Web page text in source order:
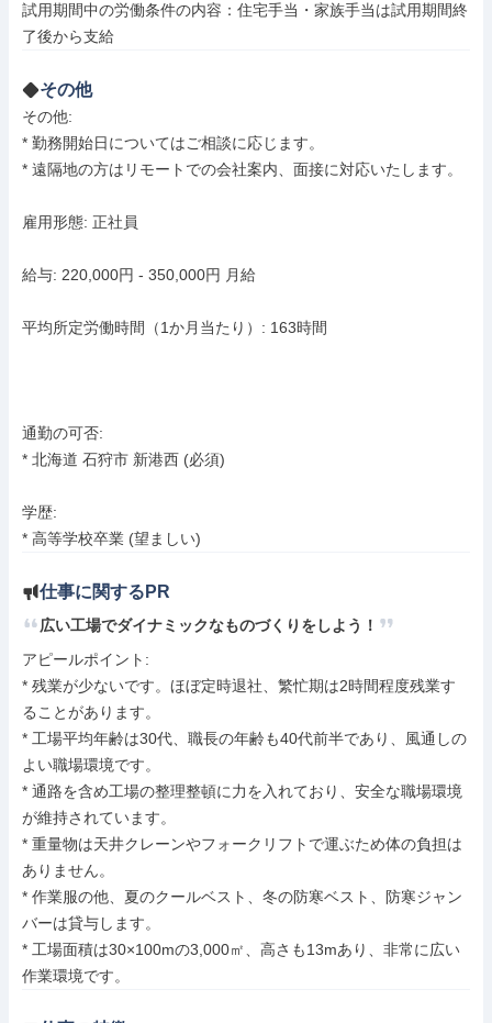
試用期間中の労働条件の内容：住宅手当・家族手当は試用期間終
了後から支給
その他
その他:
* 勤務開始日についてはご相談に応じます。
* 遠隔地の方はリモートでの会社案内、面接に対応いたします。
雇用形態: 正社員
給与: 220,000円 - 350,000円 月給
平均所定労働時間（1か月当たり）: 163時間
通勤の可否:
* 北海道 石狩市 新港西 (必須)
学歴:
* 高等学校卒業 (望ましい)
仕事に関するPR
広い工場でダイナミックなものづくりをしよう！
アピールポイント:
* 残業が少ないです。ほぼ定時退社、繁忙期は2時間程度残業す
ることがあります。
* 工場平均年齢は30代、職長の年齢も40代前半であり、風通しの
よい職場環境です。
* 通路を含め工場の整理整頓に力を入れており、安全な職場環境
が維持されています。
* 重量物は天井クレーンやフォークリフトで運ぶため体の負担は
ありません。
* 作業服の他、夏のクールベスト、冬の防寒ベスト、防寒ジャン
バーは貸与します。
* 工場面積は30×100mの3,000㎡、高さも13mあり、非常に広い
作業環境です。